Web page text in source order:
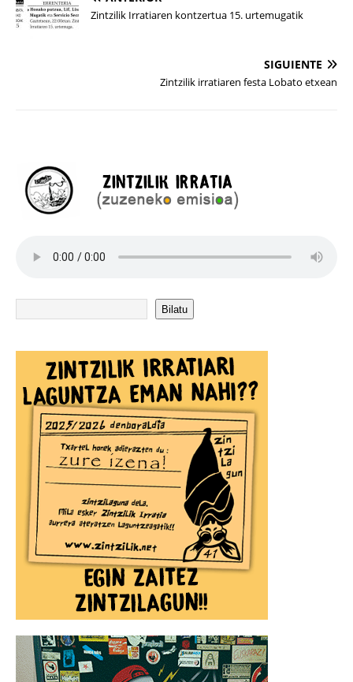
Zintzilik Irratiaren kontzertua 15. urtemugatik
SIGUIENTE
Zintzilik irratiaren festa Lobato etxean
Bilatu